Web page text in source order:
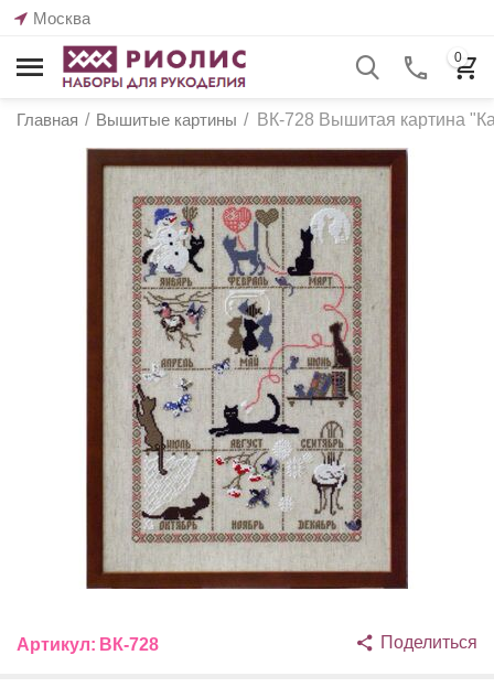
Москва
0
Главная / Вышитые картины / ВК-728 Вышитая картина
Артикул: ВК-728 Поделиться